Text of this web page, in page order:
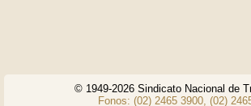
© 1949-2026 Sindicato Nacional de
Fonos: (02) 2465 3900, (02)